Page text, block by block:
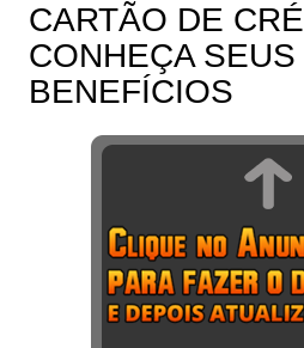
CARTÃO DE
CONHEÇA SEUS
BENEFÍCIOS